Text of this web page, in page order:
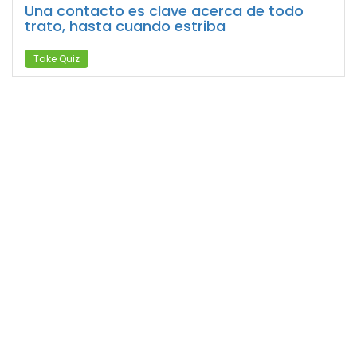
Una contacto es clave acerca de todo
trato, hasta cuando estriba
Take Quiz